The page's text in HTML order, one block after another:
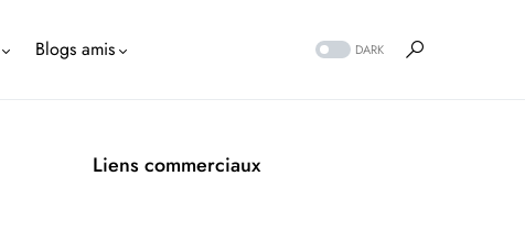
Blogs amis DARK
Liens commerciaux